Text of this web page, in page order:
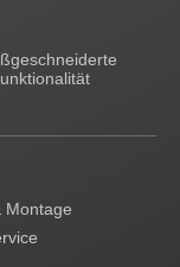
Montage